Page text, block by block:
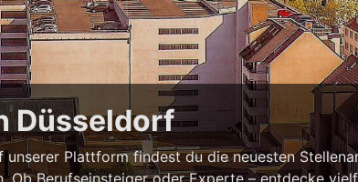
Düsseldorf
Plattform findest du die neuesten